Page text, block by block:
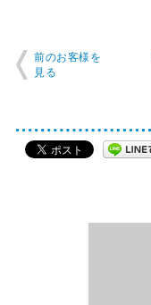
前のお客様を
見る